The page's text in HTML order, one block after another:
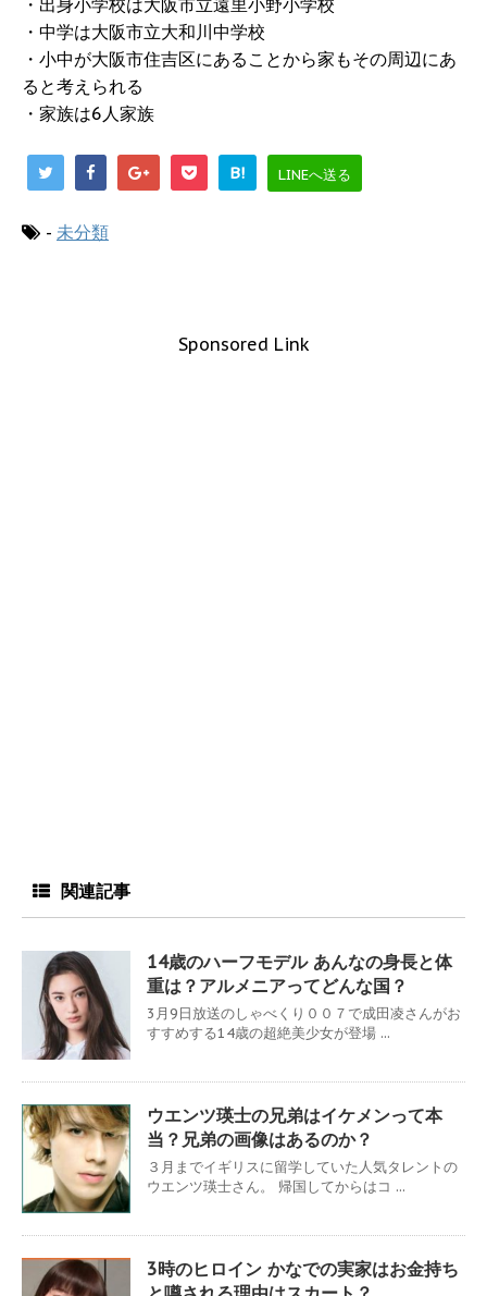
・中学は大阪市立大和川中学校
・小中が大阪市住吉区にあることから家もその周辺にあ
ると考えられる
・家族は6人家族
B! LINEへ送る
- 未分類
Sponsored Link
関連記事
14歳のハーフモデル あんなの身長と体
重は？アルメニアってどんな国？
3月9日放送のしゃべくり００７で成田凌さんがお
すすめする14歳の超絶美少女が登場 ...
ウエンツ瑛士の兄弟はイケメンって本
当？兄弟の画像はあるのか？
３月までイギリスに留学していた人気タレントの
ウエンツ瑛士さん。 帰国してからはコ ...
3時のヒロイン かなでの実家はお金持ち